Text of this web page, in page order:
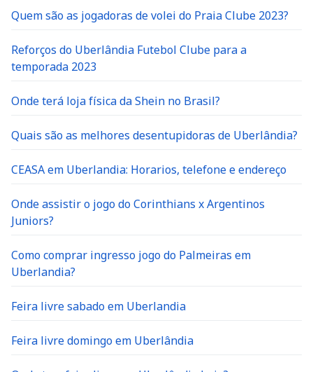
Quem são as jogadoras de volei do Praia Clube 2023?
Reforços do Uberlândia Futebol Clube para a
temporada 2023
Onde terá loja física da Shein no Brasil?
Quais são as melhores desentupidoras de Uberlândia?
CEASA em Uberlandia: Horarios, telefone e endereço
Onde assistir o jogo do Corinthians x Argentinos
Juniors?
Como comprar ingresso jogo do Palmeiras em
Uberlandia?
Feira livre sabado em Uberlandia
Feira livre domingo em Uberlândia
Onde tem feira livre em Uberlândia hoje?